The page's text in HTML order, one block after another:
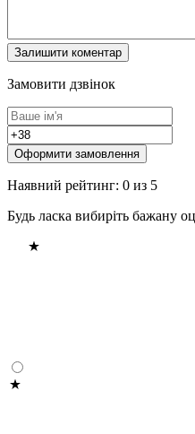
Замовити дзвінок
Оформити замовлення
Наявний рейтинг: 0 из 5
Будь ласка вибиріть бажану